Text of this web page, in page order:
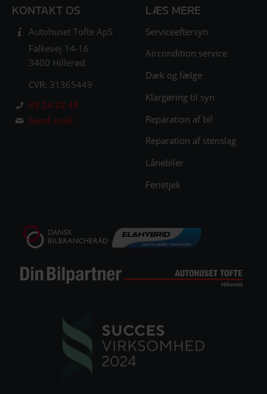
KONTAKT OS
Autohuset Tofte ApS
Falkevej 14-16
3400 Hillerød
CVR: 31365449
48 24 22 48
Send mail
LÆS MERE
Serviceeftersyn
Aircondition service
Dæk og fælge
Klargøring til syn
Reparation af bil
Reparation af stenslag
Lånebiler
Ferietjek